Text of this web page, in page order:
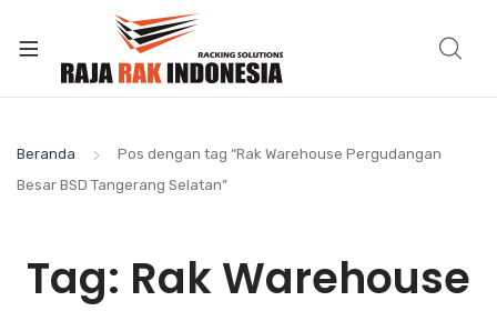
Beranda
Pos dengan tag “Rak Warehouse Pergudangan
Besar BSD Tangerang Selatan”
Tag: Rak Warehouse